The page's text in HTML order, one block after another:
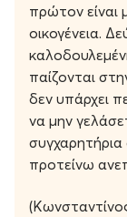
πρώτον είναι
οικογένεια.
παίζονται
δεν υπάρχει
να μην
προτείνω